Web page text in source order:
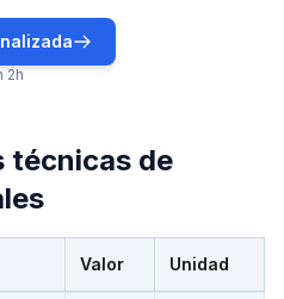
2h
técnicas de
Valor Unidad